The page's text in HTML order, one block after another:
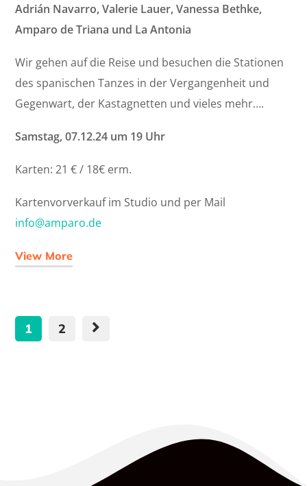
Adrián Navarro, Valerie Lauer, Vanessa Bethke,
Amparo de Triana und La Antonia
Wir gehen auf die Reise und besuchen die Stationen
des spanischen Tanzes in der Vergangenheit und
Gegenwart, der Kastagnetten und vieles mehr….
Samstag, 07.12.24 um 19 Uhr
Karten: 21 € / 18€ erm.
Kartenvorverkauf im Studio und per Mail
info@amparo.de
View More
1 2